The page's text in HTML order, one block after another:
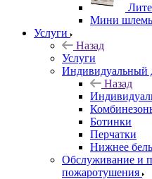
Мини
Услуги
Назад
Услуги
Индивидуальный
Назад
Ботинки
Перчатки
Нижнее
Обслуживание и
пожаротушения